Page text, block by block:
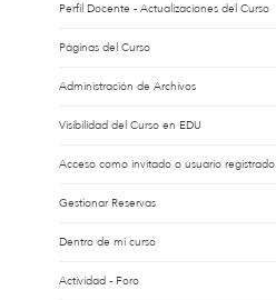
Perfil Docente - Actualizaciones del Curso
Páginas del Curso
Administración de Archivos
Visibilidad del Curso en EDU
Acceso como invitado o usuario registrado
Gestionar Reservas
Dentro de mi curso
Actividad - Foro